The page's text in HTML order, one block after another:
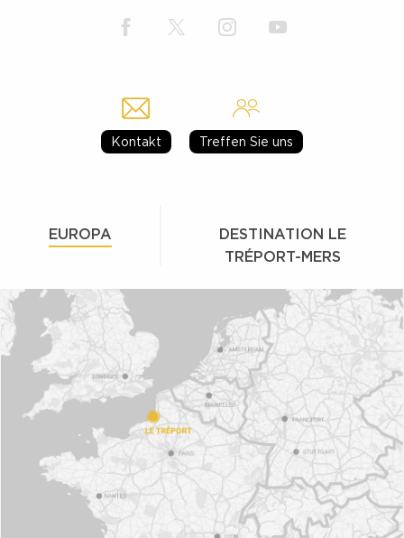
Kontakt Treffen Sie uns
EUROPA
DESTINATION LE
TRÉPORT-MERS